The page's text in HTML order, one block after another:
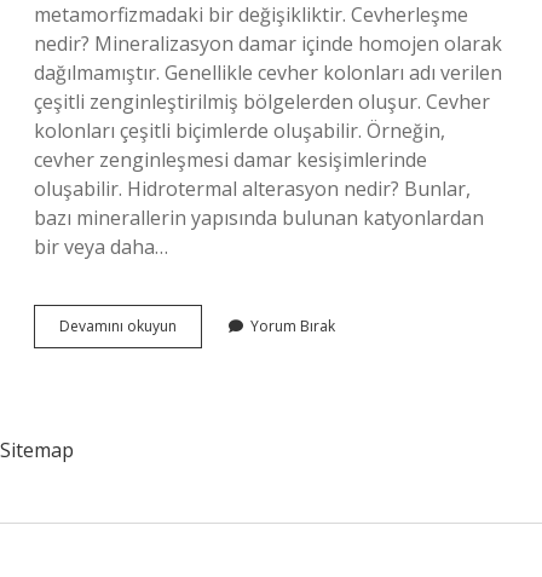
metamorfizmadaki bir değişikliktir. Cevherleşme
nedir? Mineralizasyon damar içinde homojen olarak
dağılmamıştır. Genellikle cevher kolonları adı verilen
çeşitli zenginleştirilmiş bölgelerden oluşur. Cevher
kolonları çeşitli biçimlerde oluşabilir. Örneğin,
cevher zenginleşmesi damar kesişimlerinde
oluşabilir. Hidrotermal alterasyon nedir? Bunlar,
bazı minerallerin yapısında bulunan katyonlardan
bir veya daha…
Devamını okuyun Serisitleşme
Nedir
Yorum Bırak
Sitemap